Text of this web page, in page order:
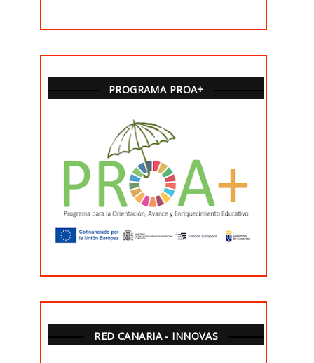
PROGRAMA PROA+
RED CANARIA - INNOVAS